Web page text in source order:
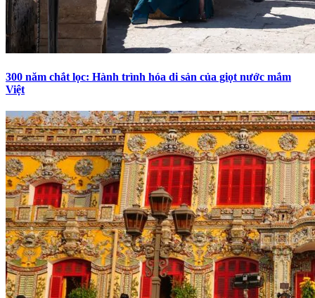
300 năm chắt lọc: Hành trình hóa di sản của giọt nước mắm
Việt